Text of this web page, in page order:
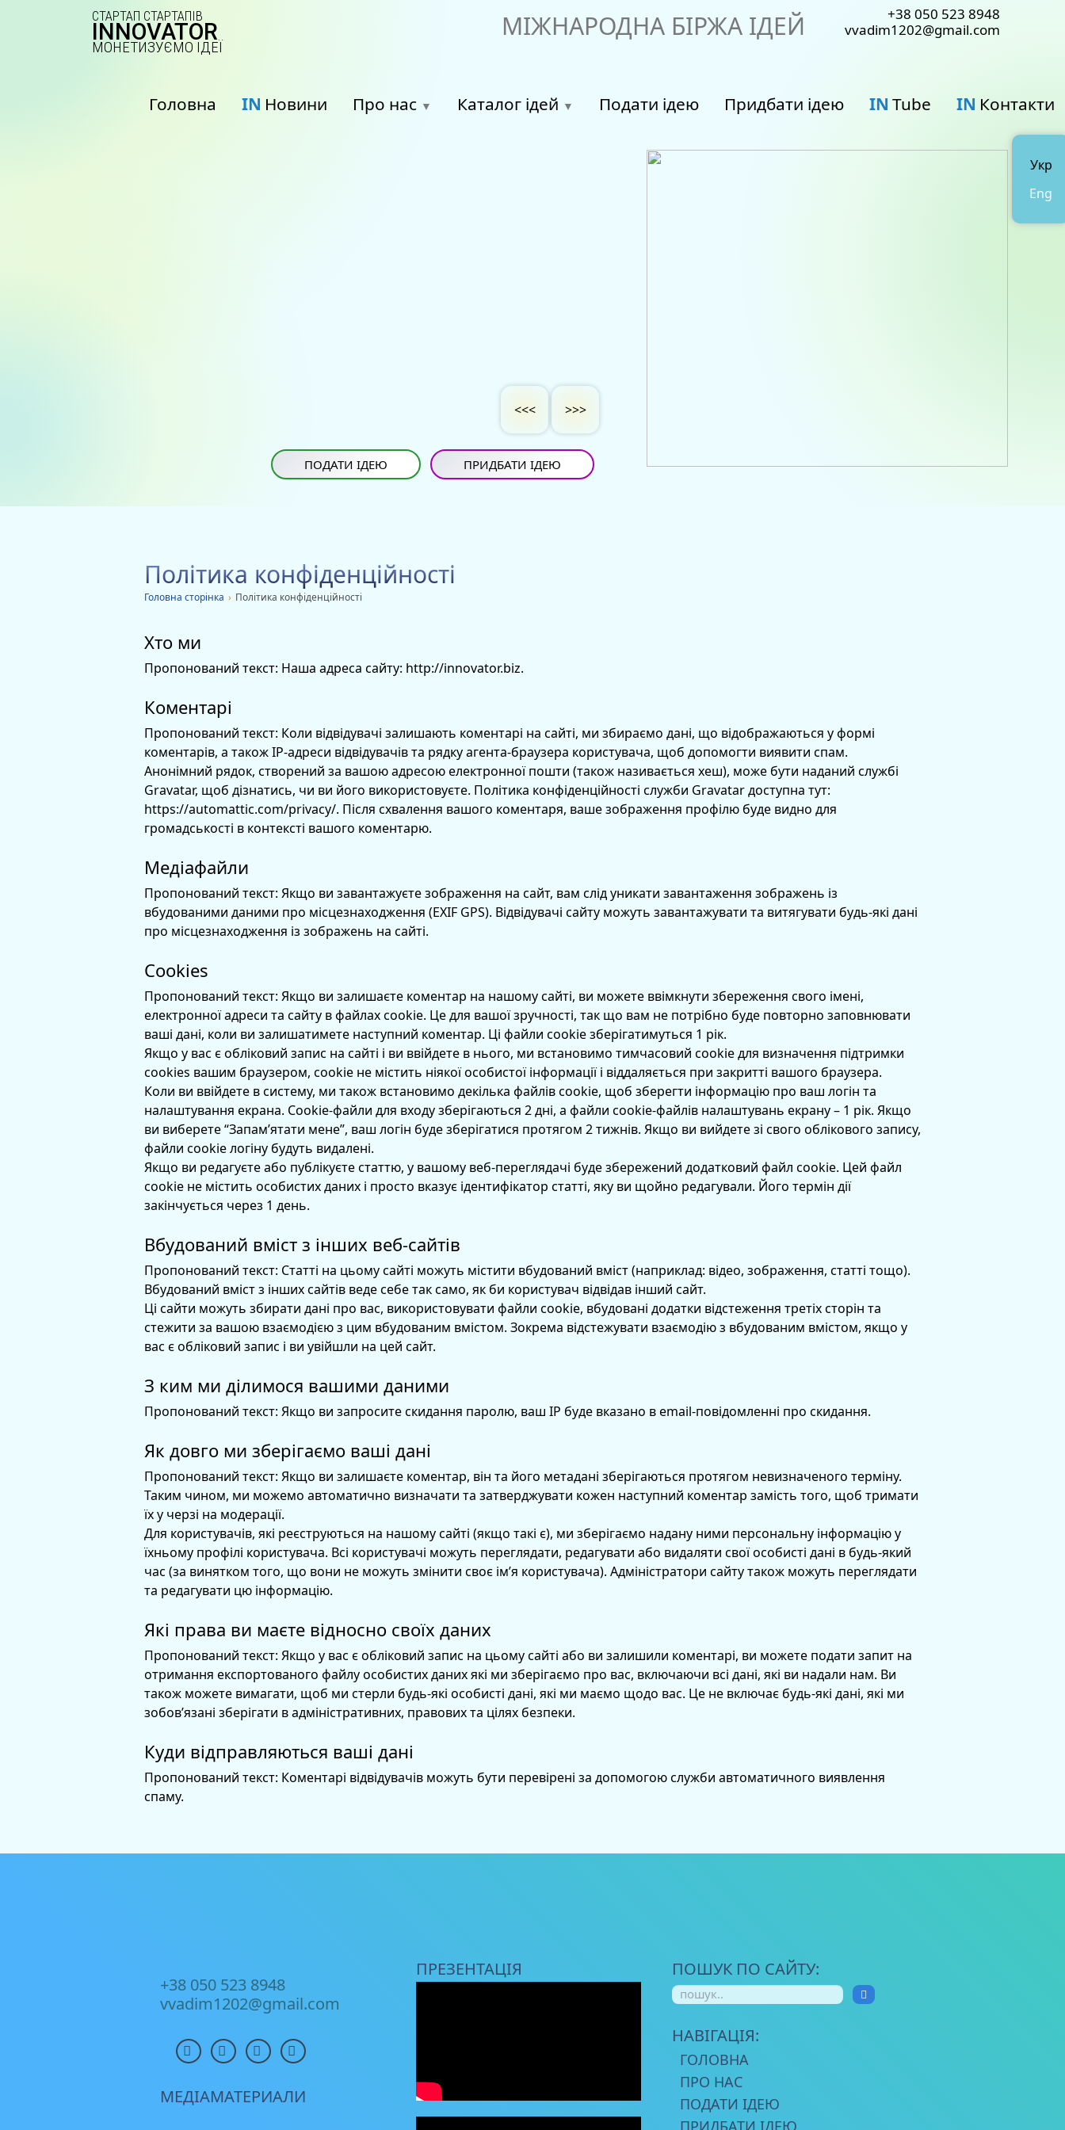
Укр
Eng
СТАРТАП СТАРТАПІВ
INNOVATOR
МОНЕТИЗУЄМО ІДЕЇ
МІЖНАРОДНА БІРЖА ІДЕЙ
+38 050 523 8948
vvadim1202@gmail.com
Головна IN Новини Про нас Каталог ідей Подати ідею Придбати ідею IN Tube IN Контакти
<<< >>>
ПРИДБАТИ ІДЕЮ
ПОДАТИ ІДЕЮ
Політика конфіденційності
Головна сторiнка › Політика конфіденційності
Хто ми
Пропонований текст: Наша адреса сайту: http://innovator.biz.
Коментарі
Пропонований текст: Коли відвідувачі залишають коментарі на сайті, ми збираємо дані, що відображаються у формі
коментарів, а також IP-адреси відвідувачів та рядку агента-браузера користувача, щоб допомогти виявити спам.
Анонімний рядок, створений за вашою адресою електронної пошти (також називається хеш), може бути наданий службі
Gravatar, щоб дізнатись, чи ви його використовуєте. Політика конфіденційності служби Gravatar доступна тут:
https://automattic.com/privacy/. Після схвалення вашого коментаря, ваше зображення профілю буде видно для
громадськості в контексті вашого коментарю.
Медіафайли
Пропонований текст: Якщо ви завантажуєте зображення на сайт, вам слід уникати завантаження зображень із
вбудованими даними про місцезнаходження (EXIF GPS). Відвідувачі сайту можуть завантажувати та витягувати будь-які дані
про місцезнаходження із зображень на сайті.
Cookies
Пропонований текст: Якщо ви залишаєте коментар на нашому сайті, ви можете ввімкнути збереження свого імені,
електронної адреси та сайту в файлах cookie. Це для вашої зручності, так що вам не потрібно буде повторно заповнювати
ваші дані, коли ви залишатимете наступний коментар. Ці файли cookie зберігатимуться 1 рік.
Якщо у вас є обліковий запис на сайті і ви ввійдете в нього, ми встановимо тимчасовий cookie для визначення підтримки
cookies вашим браузером, cookie не містить ніякої особистої інформації і віддаляється при закритті вашого браузера.
Коли ви ввійдете в систему, ми також встановимо декілька файлів cookie, щоб зберегти інформацію про ваш логін та
налаштування екрана. Cookie-файли для входу зберігаються 2 дні, а файли cookie-файлів налаштувань екрану – 1 рік. Якщо
ви виберете “Запам’ятати мене”, ваш логін буде зберігатися протягом 2 тижнів. Якщо ви вийдете зі свого облікового запису,
файли cookie логіну будуть видалені.
Якщо ви редагуєте або публікуєте статтю, у вашому веб-переглядачі буде збережений додатковий файл cookie. Цей файл
cookie не містить особистих даних і просто вказує ідентифікатор статті, яку ви щойно редагували. Його термін дії
закінчується через 1 день.
Вбудований вміст з інших веб-сайтів
Пропонований текст: Статті на цьому сайті можуть містити вбудований вміст (наприклад: відео, зображення, статті тощо).
Вбудований вміст з інших сайтів веде себе так само, як би користувач відвідав інший сайт.
Ці сайти можуть збирати дані про вас, використовувати файли cookie, вбудовані додатки відстеження третіх сторін та
стежити за вашою взаємодією з цим вбудованим вмістом. Зокрема відстежувати взаємодію з вбудованим вмістом, якщо у
вас є обліковий запис і ви увійшли на цей сайт.
З ким ми ділимося вашими даними
Пропонований текст: Якщо ви запросите скидання паролю, ваш IP буде вказано в email-повідомленні про скидання.
Як довго ми зберігаємо ваші дані
Пропонований текст: Якщо ви залишаєте коментар, він та його метадані зберігаються протягом невизначеного терміну.
Таким чином, ми можемо автоматично визначати та затверджувати кожен наступний коментар замість того, щоб тримати
їх у черзі на модерації.
Для користувачів, які реєструються на нашому сайті (якщо такі є), ми зберігаємо надану ними персональну інформацію у
їхньому профілі користувача. Всі користувачі можуть переглядати, редагувати або видаляти свої особисті дані в будь-який
час (за винятком того, що вони не можуть змінити своє ім’я користувача). Адміністратори сайту також можуть переглядати
та редагувати цю інформацію.
Які права ви маєте відносно своїх даних
Пропонований текст: Якщо у вас є обліковий запис на цьому сайті або ви залишили коментарі, ви можете подати запит на
отримання експортованого файлу особистих даних які ми зберігаємо про вас, включаючи всі дані, які ви надали нам. Ви
також можете вимагати, щоб ми стерли будь-які особисті дані, які ми маємо щодо вас. Це не включає будь-які дані, які ми
зобов’язані зберігати в адміністративних, правових та цілях безпеки.
Куди відправляються ваші дані
Пропонований текст: Коментарі відвідувачів можуть бути перевірені за допомогою служби автоматичного виявлення
спаму.
+38 050 523 8948
vvadim1202@gmail.com
МЕДІАМАТЕРИАЛИ
ПРЕЗЕНТАЦІЯ ПОШУК ПО САЙТУ:
НАВІГАЦІЯ:
ГОЛОВНА
ПРО НАС
ПОДАТИ ІДЕЮ
ПРИДБАТИ ІДЕЮ